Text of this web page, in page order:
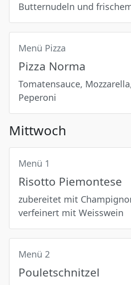
Butternudeln und
Menü Pizza
Pizza Norma
Tomatensauce,
Peperoni
Mittwoch
Menü 1
Risotto Piemontese
zubereitet mit
verfeinert mit Weisswein
Menü 2
Pouletschnitzel